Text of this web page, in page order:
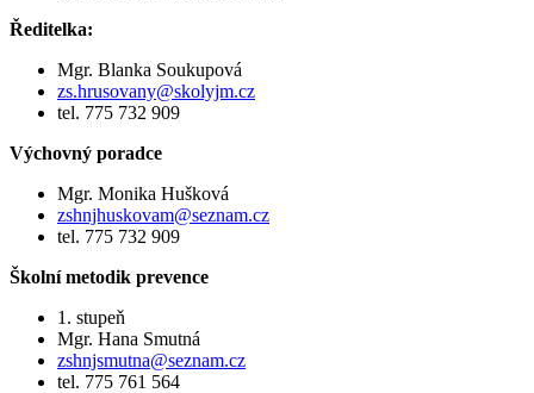
Ředitelka:
Mgr. Blanka Soukupová
zs.hrusovany@skolyjm.cz
tel. 775 732 909
Výchovný poradce
Mgr. Monika Hušková
zshnjhuskovam@seznam.cz
tel. 775 732 909
Školní metodik prevence
1. stupeň
Mgr. Hana Smutná
zshnjsmutna@seznam.cz
tel. 775 761 564